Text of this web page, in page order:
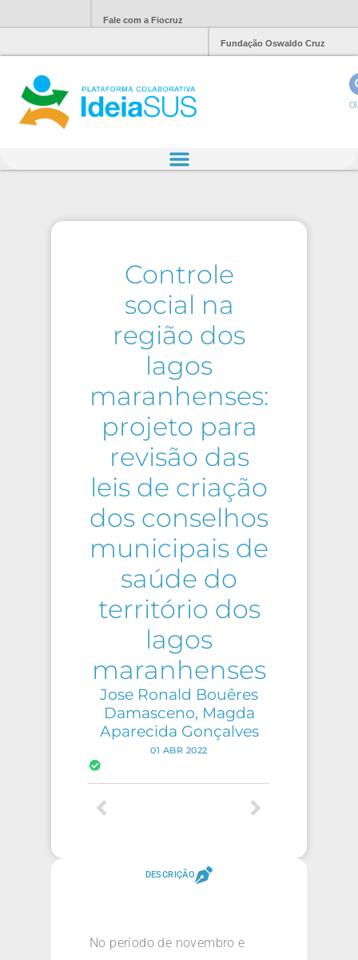
Fale com a Fiocruz
Fundação Oswaldo Cruz
Controle
social na
região dos
lagos
maranhenses:
projeto para
revisão das
leis de criação
dos conselhos
municipais de
saúde do
território dos
lagos
maranhenses
Jose Ronald Bouêres
Damasceno, Magda
Aparecida Gonçalves
01 ABR 2022
DESCRIÇÃO
No período de novembro e